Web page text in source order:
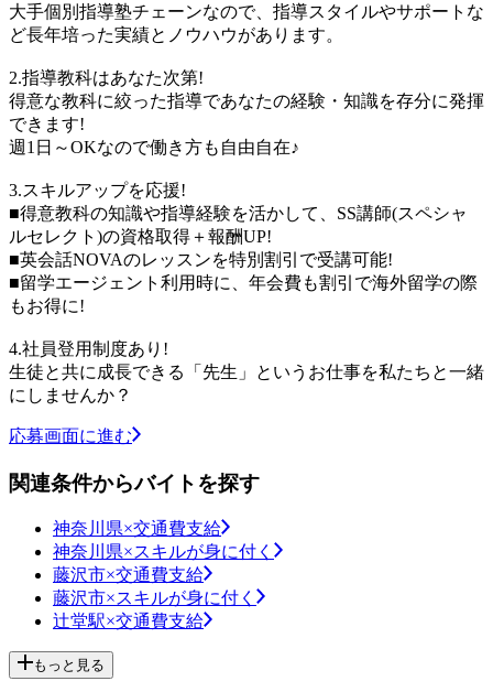
大手個別指導塾チェーンなので、指導スタイルやサポートな
ど長年培った実績とノウハウがあります。
2.指導教科はあなた次第!
得意な教科に絞った指導であなたの経験・知識を存分に発揮
できます!
週1日～OKなので働き方も自由自在♪
3.スキルアップを応援!
■得意教科の知識や指導経験を活かして、SS講師(スペシャ
ルセレクト)の資格取得＋報酬UP!
■英会話NOVAのレッスンを特別割引で受講可能!
■留学エージェント利用時に、年会費も割引で海外留学の際
もお得に!
4.社員登用制度あり!
生徒と共に成長できる「先生」というお仕事を私たちと一緒
にしませんか？
応募画面に進む
関連条件からバイトを探す
神奈川県×交通費支給
神奈川県×スキルが身に付く
藤沢市×交通費支給
藤沢市×スキルが身に付く
辻堂駅×交通費支給
もっと見る